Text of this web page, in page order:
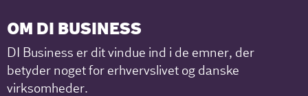
OM DI BUSINESS
DI Business er dit vindue ind i de emner, der
betyder noget for erhvervslivet og danske
virksomheder.